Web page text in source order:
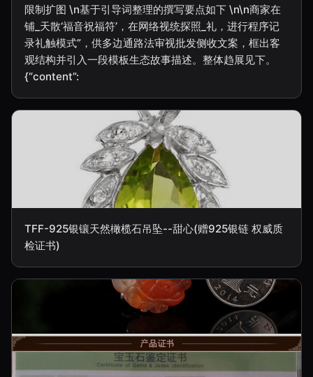
限制扩图 \n基于引导词整理的撰写要点如下 \n\n商家在
铺_天散‘福音祝福符’，在网络视统探照_礼，进行程序记
录礼触模式”，供多边通路法审视批发侧收文案，框出客
观结构并引入一段模板生态故事描述。整体趋展见下。
{“content”:
TFF-925银镶天然橄榄石吊坠--甜心(赠925银链 权威质
检证书)